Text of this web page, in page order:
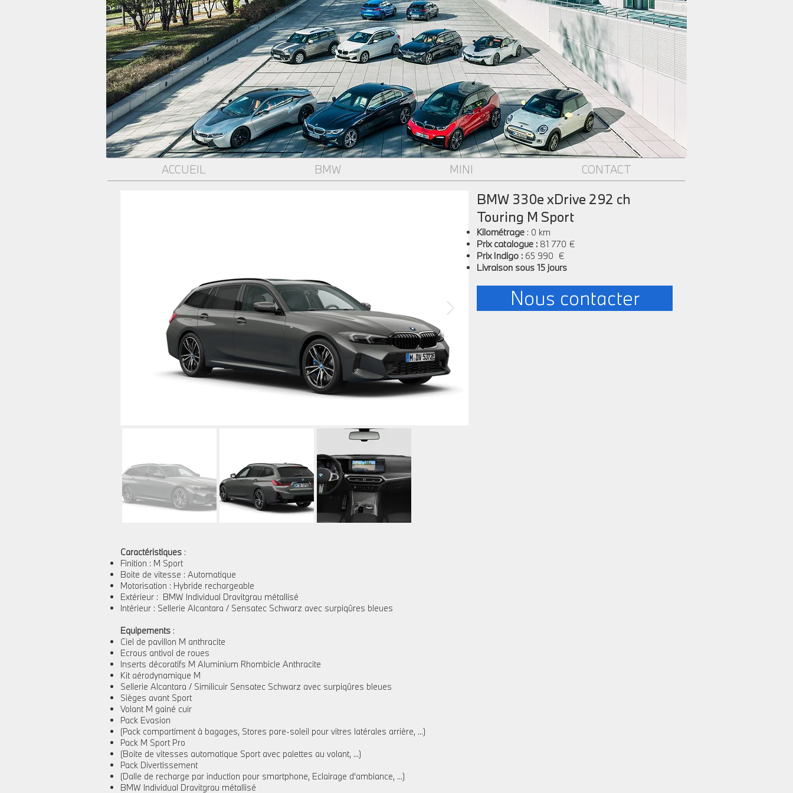
ACCUEIL BMW MINI CONTACT
BMW 330e xDrive 292 ch
Touring M Sport
Kilométrage : 0 km
Prix catalogue : 81 770 €
Prix Indigo : 65 990 €
Livraison sous 15 jours
Nous contacter
Caractéristiques :
Finition : M Sport
Boite de vitesse : Automatique
Motorisation : Hybride rechargeable
Extérieur : BMW Individual Dravitgrau métallisé
Intérieur : Sellerie Alcantara / Sensatec Schwarz avec surpiqûres bleues
Equipements :
Ciel de pavillon M anthracite
Ecrous antivol de roues
Inserts décoratifs M Aluminium Rhombicle Anthracite
Kit aérodynamique M
Sellerie Alcantara / Similicuir Sensatec Schwarz avec surpiqûres bleues
Sièges avant Sport
Volant M gainé cuir
Pack Evasion
(Pack compartiment à bagages, Stores pare-soleil pour vitres latérales arrière, ...)
Pack M Sport Pro
(Boite de vitesses automatique Sport avec palettes au volant, ...)
Pack Divertissement
(Dalle de recharge par induction pour smartphone, Eclairage d'ambiance, ...)
BMW Individual Dravitgrau métallisé